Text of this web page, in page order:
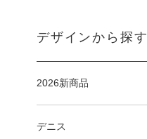
デザインから探す
2026新商品
デニス